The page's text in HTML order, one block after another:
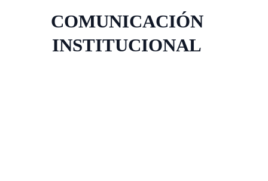
COMUNICACIÓN
INSTITUCIONAL